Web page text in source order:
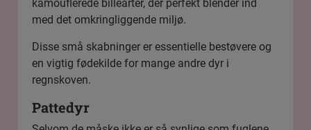
kamouflerede billearter, der perfekt blender ind
med det omkringliggende miljø.
Disse små skabninger er essentielle bestøvere og
en vigtig fødekilde for mange andre dyr i
regnskoven.
Pattedyr